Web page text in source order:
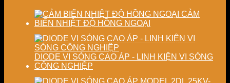
chất
lượng
phẩm
lượng
sấy
nghiệp
CẢM
BIẾN NHIỆT ĐỘ HỒNG NGOẠI
DIODE VI SÓNG CAO ÁP - LINH KIỆN VI SÓNG
CÔNG NGHIỆP